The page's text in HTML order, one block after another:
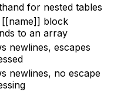
for nested tables
[[name]] block
to an array
newlines, escapes
newlines, no escape